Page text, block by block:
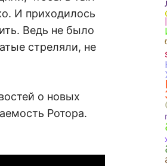
И приходилось
Ведь не было
стреляли, не
о новых
Ротора.